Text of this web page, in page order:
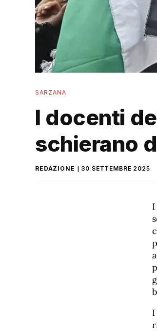
SARZANA
I docenti
schierano
REDAZIONE 30 SETTEMBRE 2025